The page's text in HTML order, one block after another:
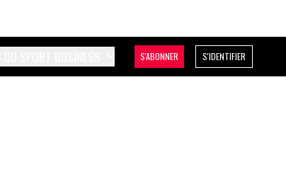
S'ABONNER S'IDENTIFIER